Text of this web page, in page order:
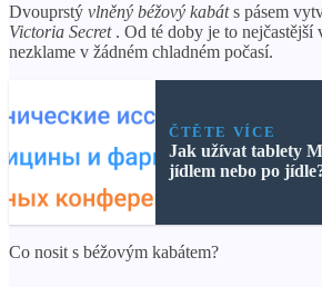
Dvouprstý vlněný béžový kabáts pásem
Victoria Secret. Od té doby je to nejčastější
nezklame v žádném chladném počasí.
ČTĚTE VÍCE
Jak užívat tablety
jídlem nebo po
Co nosit s béžovým kabátem?